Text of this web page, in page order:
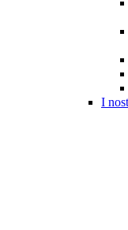
I